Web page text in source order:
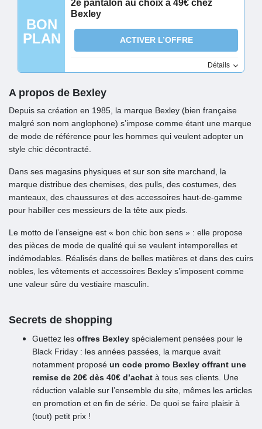
BON
PLAN
2e pantalon au choix à 49€ chez
Bexley
ACTIVER L’OFFRE
Détails
A propos de Bexley
Depuis sa création en 1985, la marque Bexley (bien française
malgré son nom anglophone) s’impose comme étant une marque
de mode de référence pour les hommes qui veulent adopter un
style chic décontracté.
Dans ses magasins physiques et sur son site marchand, la
marque distribue des chemises, des pulls, des costumes, des
manteaux, des chaussures et des accessoires haut-de-gamme
pour habiller ces messieurs de la tête aux pieds.
Le motto de l’enseigne est « bon chic bon sens » : elle propose
des pièces de mode de qualité qui se veulent intemporelles et
indémodables. Réalisés dans de belles matières et dans des cuirs
nobles, les vêtements et accessoires Bexley s’imposent comme
une valeur sûre du vestiaire masculin.
Secrets de shopping
Guettez les offres Bexley spécialement pensées pour le
Black Friday : les années passées, la marque avait
notamment proposé un code promo Bexley offrant une
remise de 20€ dès 40€ d’achat à tous ses clients. Une
réduction valable sur l’ensemble du site, mêmes les articles
en promotion et en fin de série. De quoi se faire plaisir à
(tout) petit prix !